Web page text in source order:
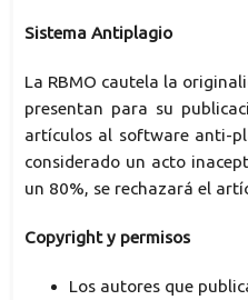
Sistema Antiplagio
La RBMO cautela la
presentan para su
artículos al software anti-
considerado un acto
un 80%, se rechazará el
Copyright y permisos
Los autores que